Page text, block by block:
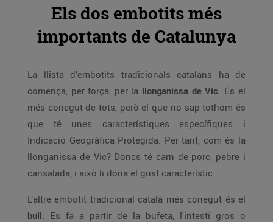
Els dos embotits més
importants de Catalunya
La llista d’embotits tradicionals catalans ha de
comença, per força, per la llonganissa de Vic. És el
més conegut de tots, però el que no sap tothom és
que té unes característiques específiques i
Indicació Geogràfica Protegida. Per tant, com és la
llonganissa de Vic? Doncs té carn de porc, pebre i
cansalada, i això li dóna el gust característic.
L’altre embotit tradicional català més conegut és el
bull. Es fa a partir de la bufeta, l'intestí gros o